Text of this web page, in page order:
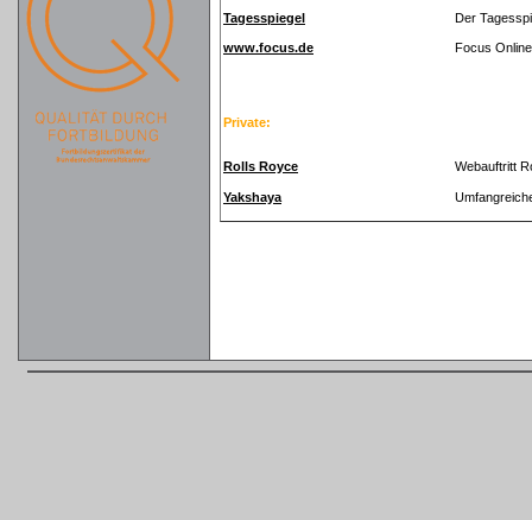
Tagesspiegel Der
www.focus.de Focus Online
Private:
Rolls Royce Webauftritt
Yakshaya